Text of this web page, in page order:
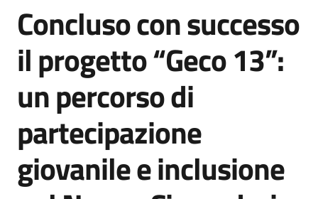
Novità
Menu selezionato
Servizi
Vivere
Castel
del
Rio
Salta al contenuto
Concluso con successo
il progetto “Geco 13”:
un percorso di
partecipazione
giovanile e inclusione